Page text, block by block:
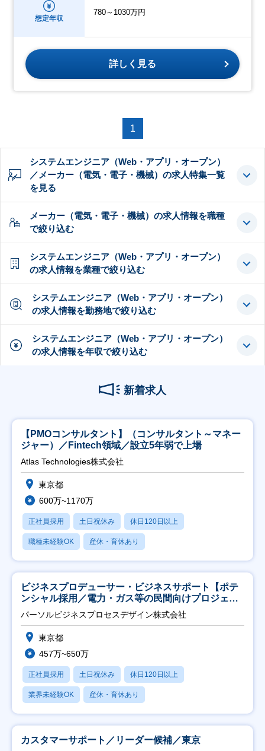
想定年収
780～1030万円
詳しく見る
1
システムエンジニア（Web・アプリ・オープン）
／メーカー（電気・電子・機械）の求人特集一覧
を見る
メーカー（電気・電子・機械）の求人情報を職種
で絞り込む
システムエンジニア（Web・アプリ・オープン）
の求人情報を業種で絞り込む
システムエンジニア（Web・アプリ・オープン）
の求人情報を勤務地で絞り込む
システムエンジニア（Web・アプリ・オープン）
の求人情報を年収で絞り込む
新着求人
【PMOコンサルタント】（コンサルタント～マネー
ジャー）／Fintech領域／設立5年弱で上場
Atlas Technologies株式会社
東京都
600万~1170万
正社員採用 土日祝休み 休日120日以上
職種未経験OK 産休・育休あり
ビジネスプロデューサー・ビジネスサポート【ポテ
ンシャル採用／電力・ガス等の民間向けプロジェク
ト推進】
パーソルビジネスプロセスデザイン株式会社
東京都
457万~650万
正社員採用 土日祝休み 休日120日以上
業界未経験OK 産休・育休あり
カスタマーサポート／リーダー候補／東京